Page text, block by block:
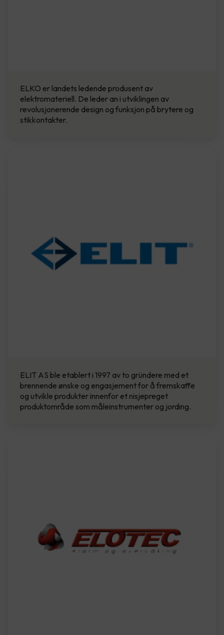
ELKO er landets ledende produsent av
elektromateriell. De leder an i utviklingen av
revolusjonerende design og funksjon på brytere og
stikkontakter.
ELIT AS ble etablert i 1997 av to gründere med et
brennende ønske og engasjement for å fremskaffe
og utvikle produkter innenfor et nisjepreget
produktområde som måleinstrumenter og jording.